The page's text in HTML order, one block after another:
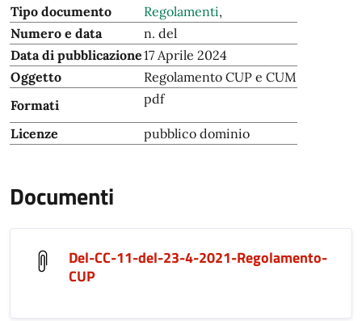
Tipo documento Regolamenti,
Numero e data
n. del
Data di pubblicazione17 Aprile 2024
Oggetto
Regolamento CUP e CUM
Formati
pdf
Licenze pubblico dominio
Documenti
Del-CC-11-del-23-4-2021-Regolamento-
CUP